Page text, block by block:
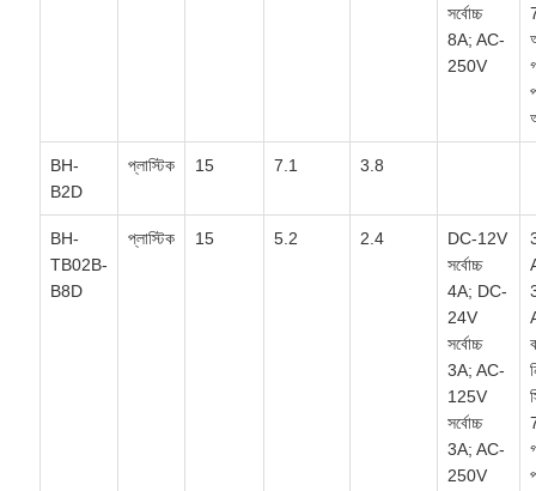
সর্বোচ্চ
8A; AC-
250V
BH-
B2D
প্লাস্টিক 15 7.1 3.8
BH-
TB02B-
B8D
প্লাস্টিক 15 5.2 2.4
DC-12V
সর্বোচ্চ
4A; DC-
24V
সর্বোচ্চ
3A; AC-
125V
সর্বোচ্চ
3A; AC-
250V